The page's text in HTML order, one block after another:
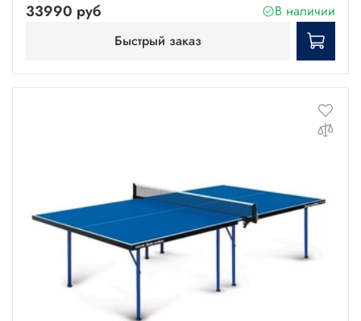
33990 руб
В наличии
Быстрый заказ